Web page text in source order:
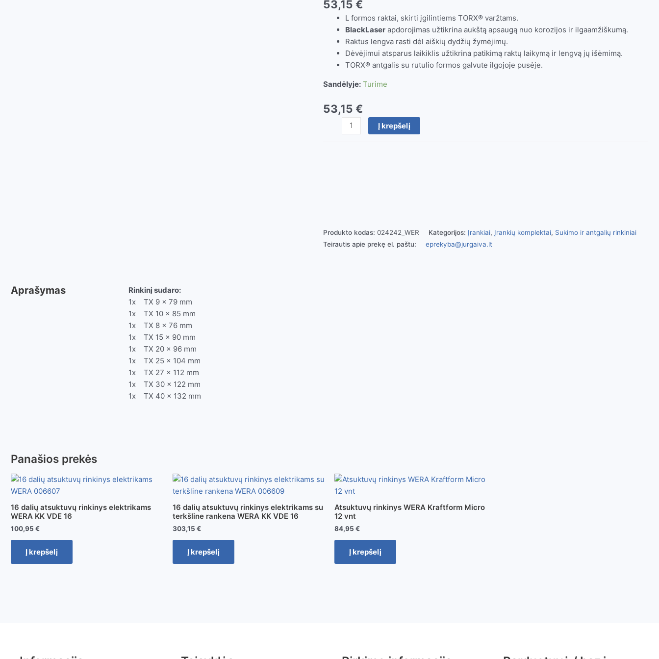
53,15 €
L formos raktai, skirti įgilintiems TORX® varžtams.
BlackLaser apdorojimas užtikrina aukštą apsaugą nuo korozijos ir ilgaamžiškumą.
Raktus lengva rasti dėl aiškių dydžių žymėjimų.
Dėvėjimui atsparus laikiklis užtikrina patikimą raktų laikymą ir lengvą jų išėmimą.
TORX® antgalis su rutulio formos galvute ilgojoje pusėje.
Sandėlyje: Turime
53,15 €
produkto
kiekis:
Į krepšelį
Produkto kodas: 024242_WER Kategorijos: Įrankiai, Įrankių komplektai, Sukimo ir antgalių rinkiniai
Teirautis apie prekę el. paštu:
eprekyba@jurgaiva.lt
Aprašymas
Rinkinį sudaro:
1x TX 9 x 79 mm
1x TX 10 x 85 mm
1x TX 8 x 76 mm
1x TX 15 x 90 mm
1x TX 20 x 96 mm
1x TX 25 x 104 mm
1x TX 27 x 112 mm
1x TX 30 x 122 mm
1x TX 40 x 132 mm
Panašios prekės
16 dalių atsuktuvų rinkinys elektrikams
WERA KK VDE 16
100,95 €
Į krepšelį
16 dalių atsuktuvų rinkinys elektrikams su
terkšline rankena WERA KK VDE 16
303,15 €
Į krepšelį
Atsuktuvų rinkinys WERA Kraftform Micro
12 vnt
84,95 €
Į krepšelį